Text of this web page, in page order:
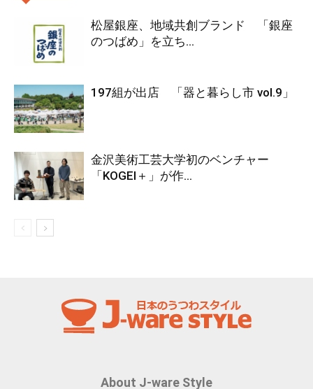
松屋銀座、地域共創ブランド 「銀座
のつばめ」を立ち...
197組が出店 「器と暮らし市 vol.9」
金沢美術工芸大学初のベンチャー
「KOGEI＋」が作...
About J-ware Style